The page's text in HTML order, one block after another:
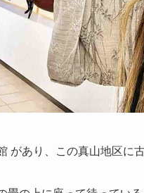
があり、この真山地区に